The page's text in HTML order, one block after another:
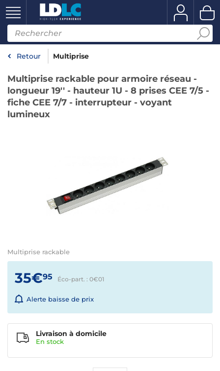
Retour Multiprise
Multiprise rackable pour armoire réseau -
longueur 19'' - hauteur 1U - 8 prises CEE 7/5 -
fiche CEE 7/7 - interrupteur - voyant
lumineux
Multiprise rackable
35€95 Éco-part. : 0€01
Alerte baisse de prix
Livraison à domicile
En stock